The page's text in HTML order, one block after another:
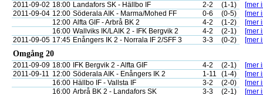
2011-09-02 18:00 Landafors SK - Hällbo IF 2-2 (1-1)
[mer
2011-09-04 12:00 Söderala AIK - Marma/Mohed FF 0-6 (0-5)
[mer
12:00 Alfta GIF - Arbrå BK 2 4-2 (1-2)
[mer
16:00 Wallviks IK/LAIK 2 - IFK Bergvik 2 4-2 (2-1)
[mer
2011-09-05 17:45 Enångers IK 2 - Norrala IF 2/SFF 3 3-3 (0-2) [mer
Omgång 20
2011-09-09 18:00 IFK Bergvik 2 - Alfta GIF 4-2 (2-1)
[mer
2011-09-11 12:00 Söderala AIK - Enångers IK 2 1-11 (1-4)
[mer
16:00 Hällbo IF - Vallsta IF 3-2 (2-0)
[mer
16:00 Arbrå BK 2 - Landafors SK 3-3 (2-1)
[mer